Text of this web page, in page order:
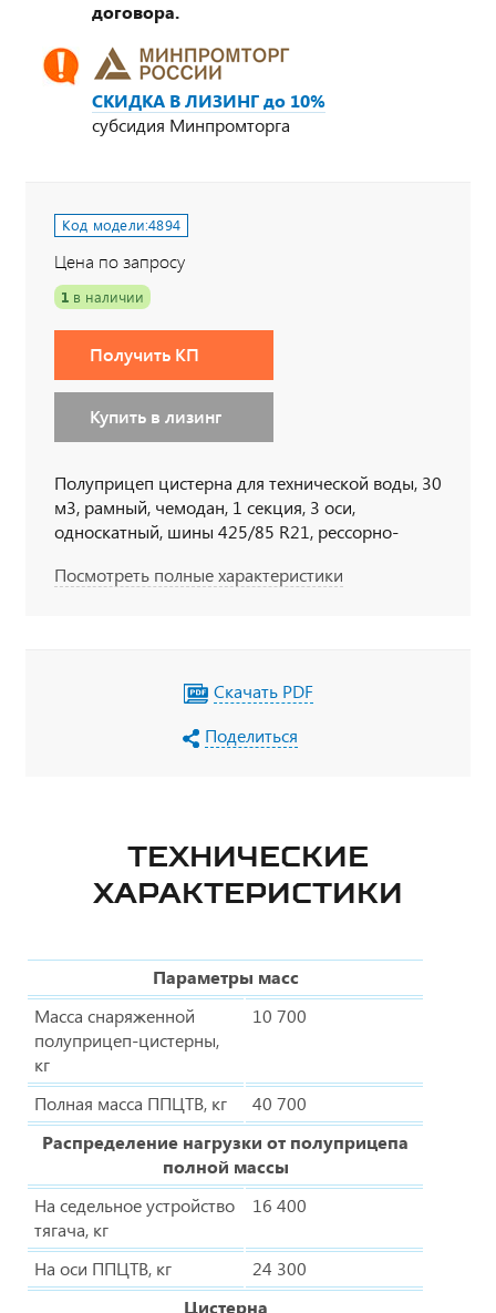
договора.
СКИДКА В ЛИЗИНГ до 10%
субсидия Минпромторга
Код модели:4894
Цена по запросу
1 в наличии
Получить КП
Купить в лизинг
Полуприцеп цистерна для технической воды, 30
м3, рамный, чемодан, 1 секция, 3 оси,
односкатный, шины 425/85 R21, рессорно-
Посмотреть полные характеристики
Скачать PDF
Поделиться
ТЕХНИЧЕСКИЕ
ХАРАКТЕРИСТИКИ
Параметры масс
Масса снаряженной
полуприцеп-цистерны,
кг
10 700
Полная масса ППЦТВ, кг
40 700
Распределение нагрузки от полуприцепа
полной массы
На седельное устройство
тягача, кг
16 400
На оси ППЦТВ, кг
24 300
Цистерна